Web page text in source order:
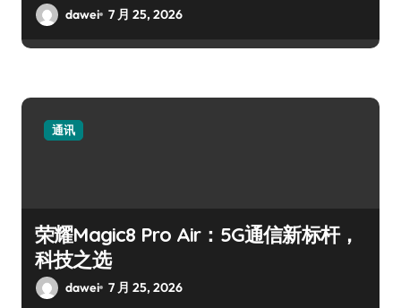
dawei 7 月 25, 2026
通讯
荣耀Magic8 Pro Air：5G通信新标杆，
科技之选
dawei 7 月 25, 2026